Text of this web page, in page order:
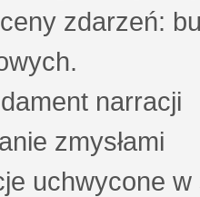
zdarzeń:
narracji
zmysłami
uchwycone